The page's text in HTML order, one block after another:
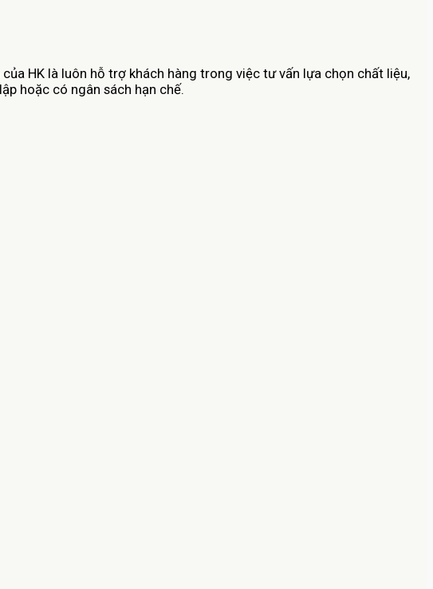
HK là luôn hỗ trợ khách hàng trong việc tư vấn lựa chọn chất liệu,
hoặc có ngân sách hạn chế.